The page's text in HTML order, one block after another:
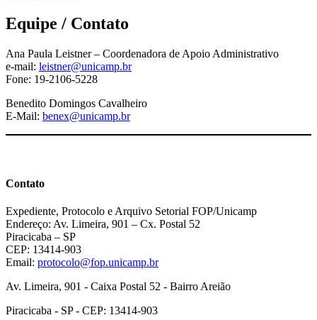
Equipe / Contato
Ana Paula Leistner – Coordenadora de Apoio Administrativo
e-mail: leistner@unicamp.br
Fone: 19-2106-5228
Benedito Domingos Cavalheiro
E-Mail: benex@unicamp.br
Contato
Expediente, Protocolo e Arquivo Setorial FOP/Unicamp
Endereço: Av. Limeira, 901 – Cx. Postal 52
Piracicaba – SP
CEP: 13414-903
Email: protocolo@fop.unicamp.br
Av. Limeira, 901 - Caixa Postal 52 - Bairro Areião
Piracicaba - SP - CEP: 13414-903